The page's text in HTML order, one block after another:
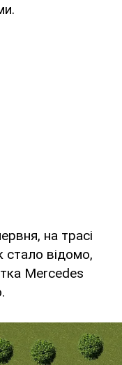
на трасі
стало відомо,
Mercedes